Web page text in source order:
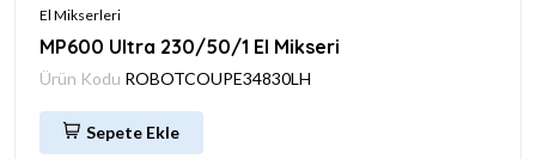
El Mikserleri
MP600 Ultra 230/50/1 El Mikseri
Ürün Kodu ROBOTCOUPE34830LH
Sepete Ekle